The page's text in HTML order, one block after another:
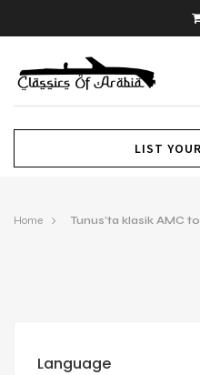
LIST
Home Tunus’ta klasik AMC
Language